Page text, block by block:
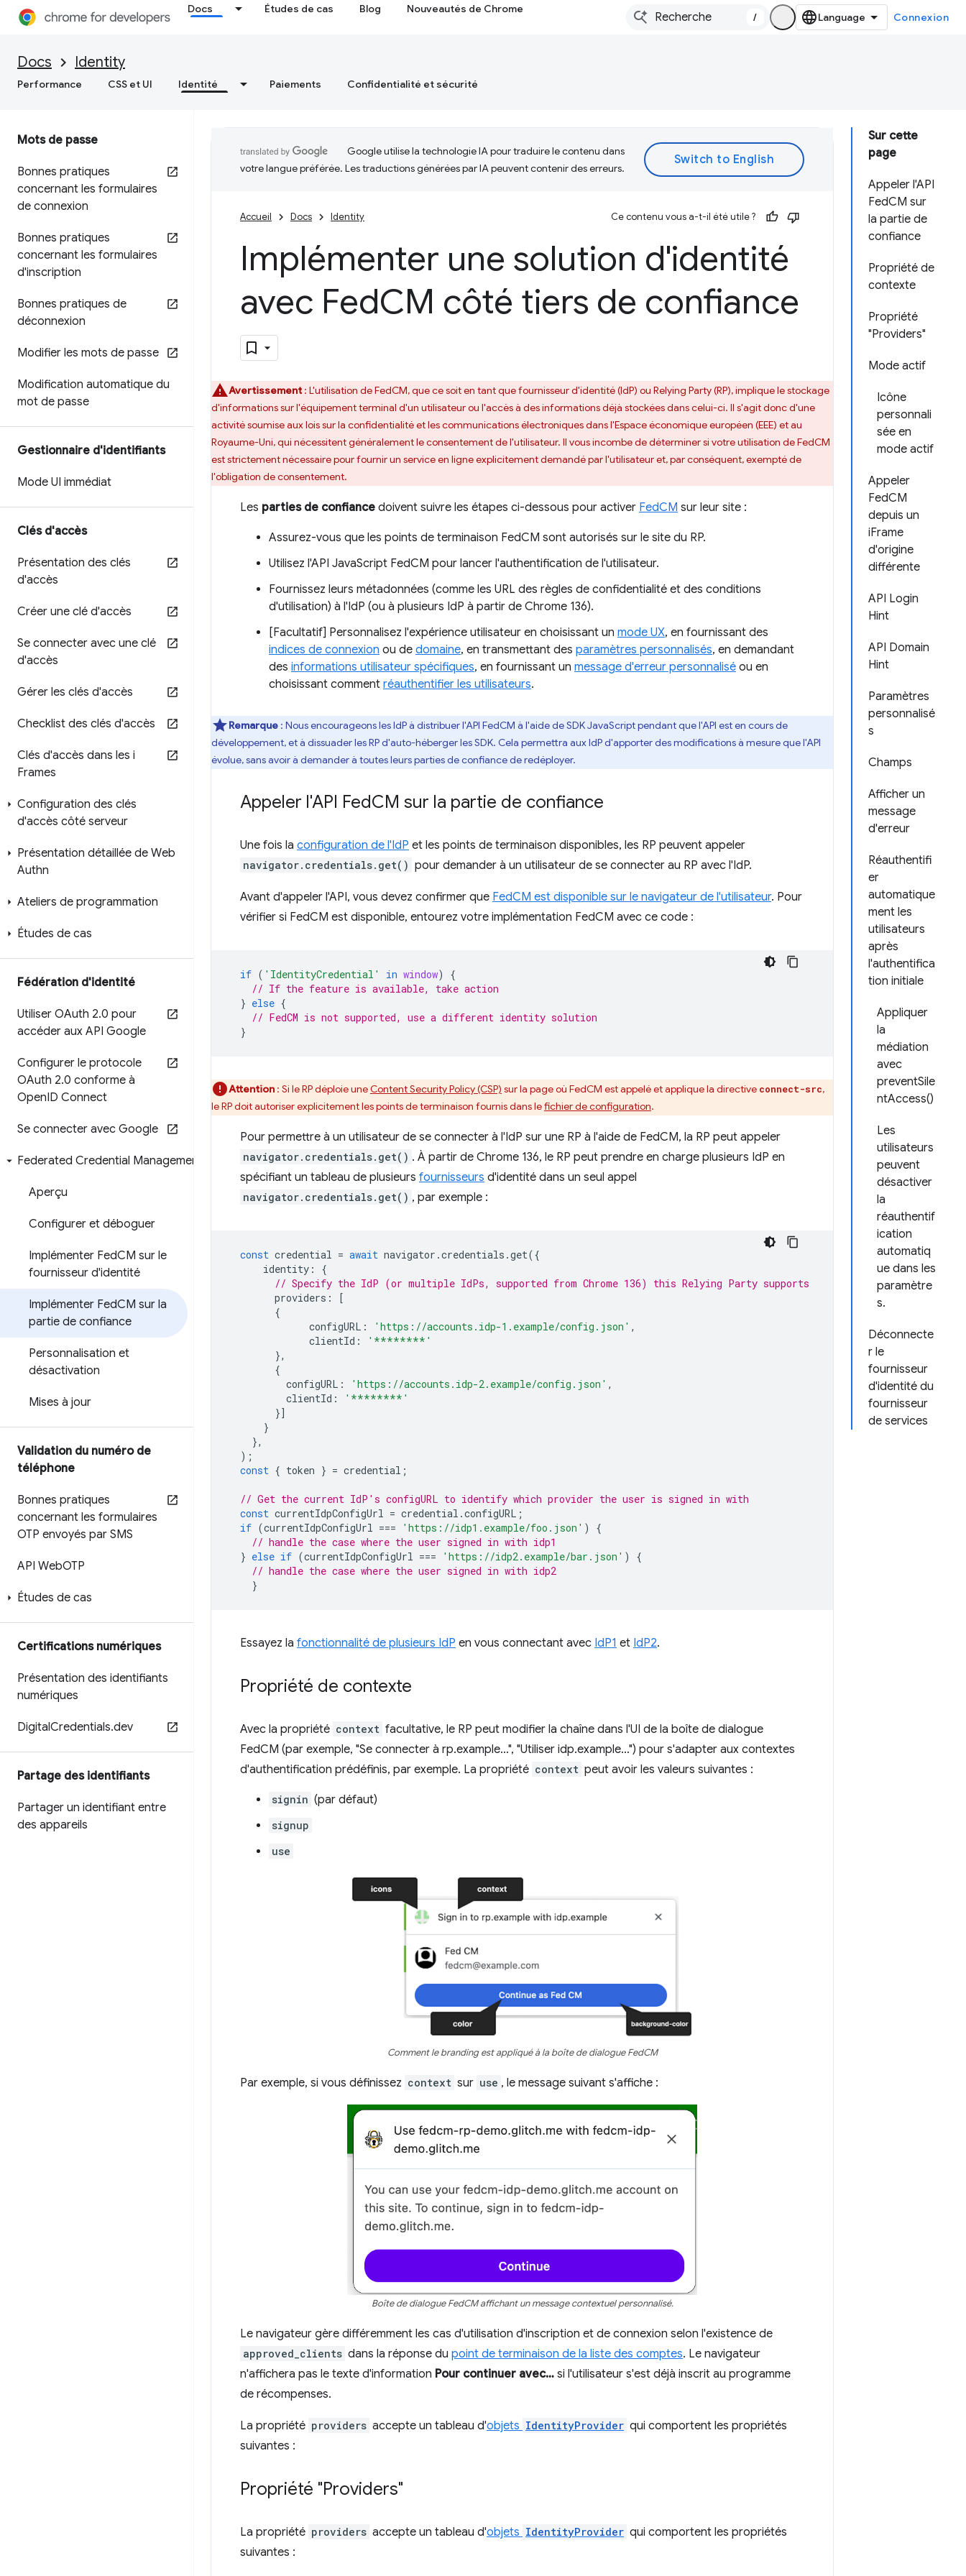
Docs Études de cas Blog Nouveautés de Chrome
/ Connexion
Docs Identity
Performance CSS et UI Identité Paiements Confidentialité et sécurité
Mots de passe
Bonnes pratiques
concernant les formulaires
de connexion
Bonnes pratiques
concernant les formulaires
d'inscription
Bonnes pratiques de
déconnexion
Modifier les mots de passe
Modification automatique du
mot de passe
Gestionnaire d'identifiants
Mode UI immédiat
Clés d'accès
Présentation des clés
d'accès
Créer une clé d'accès
Se connecter avec une clé
d'accès
Gérer les clés d'accès
Checklist des clés d'accès
Clés d'accès dans les i
Frames
Configuration des clés
d'accès côté serveur
Présentation détaillée de Web
Authn
Ateliers de programmation
Études de cas
Fédération d'identité
Utiliser OAuth 2.0 pour
accéder aux API Google
Configurer le protocole
OAuth 2.0 conforme à
OpenID Connect
Se connecter avec Google
Federated Credential Management
Aperçu
Configurer et déboguer
Implémenter FedCM sur le
fournisseur d'identité
Implémenter FedCM sur la
partie de confiance
Personnalisation et
désactivation
Mises à jour
Validation du numéro de
téléphone
Bonnes pratiques
concernant les formulaires
OTP envoyés par SMS
API WebOTP
Études de cas
Certifications numériques
Présentation des identifiants
numériques
DigitalCredentials.dev
Partage des identifiants
Partager un identifiant entre
des appareils
Sur cette
page
Appeler l'API
FedCM sur
la partie de
confiance
Propriété de
contexte
Propriété
"Providers"
Mode actif
Icône
personnali
sée en
mode actif
Appeler
FedCM
depuis un
iFrame
d'origine
différente
API Login
Hint
API Domain
Hint
Paramètres
personnalisé
s
Champs
Afficher un
message
d'erreur
Réauthentifi
er
automatique
ment les
utilisateurs
après
l'authentifica
tion initiale
Appliquer
la
médiation
avec
preventSile
ntAccess()
Les
utilisateurs
peuvent
désactiver
la
réauthentif
ication
automatiq
ue dans les
paramètre
s.
Déconnecte
r le
fournisseur
d'identité du
fournisseur
de services
Google utilise la technologie IA pour traduire le contenu dans
votre langue préférée. Les traductions générées par IA peuvent contenir des erreurs.
Accueil Docs Identity Ce contenu vous a-t-il été utile ?
Implémenter une solution d'identité
avec FedCM côté tiers de confiance
Avertissement: L'utilisation de FedCM, que ce soit en tant que fournisseur d'identité (IdP) ou Relying Party (RP), implique le stockage
d'informations sur l'équipement terminal d'un utilisateur ou l'accès à des informations déjà stockées dans celui-ci. Il s'agit donc d'une
activité soumise aux lois sur la confidentialité et les communications électroniques dans l'Espace économique européen (EEE) et au
Royaume-Uni, qui nécessitent généralement le consentement de l'utilisateur. Il vous incombe de déterminer si votre utilisation de FedCM
est strictement nécessaire pour fournir un service en ligne explicitement demandé par l'utilisateur et, par conséquent, exempté de
l'obligation de consentement.
Les parties de confiance doivent suivre les étapes ci-dessous pour activer FedCM sur leur site :
Assurez-vous que les points de terminaison FedCM sont autorisés sur le site du RP.
Utilisez l'API JavaScript FedCM pour lancer l'authentification de l'utilisateur.
Fournissez leurs métadonnées (comme les URL des règles de confidentialité et des conditions
d'utilisation) à l'IdP (ou à plusieurs IdP à partir de Chrome 136).
[Facultatif] Personnalisez l'expérience utilisateur en choisissant un mode UX, en fournissant des
indices de connexion ou de domaine, en transmettant des paramètres personnalisés, en demandant
des informations utilisateur spécifiques, en fournissant un message d'erreur personnalisé ou en
choisissant comment réauthentifier les utilisateurs.
Remarque : Nous encourageons les IdP à distribuer l'API FedCM à l'aide de SDK JavaScript pendant que l'API est en cours de
développement, et à dissuader les RP d'auto-héberger les SDK. Cela permettra aux IdP d'apporter des modifications à mesure que l'API
évolue, sans avoir à demander à toutes leurs parties de confiance de redéployer.
Appeler l'API FedCM sur la partie de confiance
Une fois la configuration de l'IdP et les points de terminaison disponibles, les RP peuvent appeler
navigator.credentials.get() pour demander à un utilisateur de se connecter au RP avec l'IdP.
Avant d'appeler l'API, vous devez confirmer que FedCM est disponible sur le navigateur de l'utilisateur. Pour
vérifier si FedCM est disponible, entourez votre implémentation FedCM avec ce code :
if ( 'IdentityCredential' in window)
{
// If the feature is available, take action
} else {
// FedCM is not supported, use a different identity solution
}
Attention : Si le RP déploie uneContent Security Policy (CSP) sur la page où FedCM est appelé et applique la directive connect-src,
le RP doit autoriser explicitement les points de terminaison fournis dans lefichier de configuration.
Pour permettre à un utilisateur de se connecter à l'IdP sur une RP à l'aide de FedCM, la RP peut appeler
navigator.credentials.get() . À partir de Chrome 136, le RP peut prendre en charge plusieurs IdP en
spécifiant un tableau de plusieurs fournisseurs d'identité dans un seul appel
navigator.credentials.get() , par exemple :
const credential = await navigator .credentials .get({
identity :
{
// Specify the IdP (or multiple IdPs, supported from Chrome 136) this Relying Party supports
providers :
[
{
configURL : 'https://accounts.idp-1.example/config.json' ,
clientId :
'********'
},
{
configURL : 'https://accounts.idp-2.example/config.json' ,
clientId :
'********'
}]
}
},
);
const { token } = credential ;
// Get the current IdP's configURL to identify which provider the user is signed in with
const currentIdpConfigUrl = credential .configURL ;
if (currentIdpConfigUrl === 'https://idp1.example/foo.json' )
{
// handle the case where the user signed in with idp1
} else if (currentIdpConfigUrl === 'https://idp2.example/bar.json' )
{
// handle the case where the user signed in with idp2
}
Essayez la fonctionnalité de plusieurs IdP en vous connectant avec IdP1 et IdP2.
Propriété de contexte
Avec la propriété context facultative, le RP peut modifier la chaîne dans l'UI de la boîte de dialogue
FedCM (par exemple, "Se connecter à rp.example…", "Utiliser idp.example…") pour s'adapter aux contextes
d'authentification prédéfinis, par exemple. La propriété context peut avoir les valeurs suivantes :
signin (par défaut)
signup
use
Comment le branding est appliqué à la boîte de dialogue FedCM
Par exemple, si vous définissez context sur use , le message suivant s'affiche :
Boîte de dialogue FedCM affichant un message contextuel personnalisé.
Le navigateur gère différemment les cas d'utilisation d'inscription et de connexion selon l'existence de
approved_clients dans la réponse du point de terminaison de la liste des comptes. Le navigateur
n'affichera pas le texte d'information Pour continuer avec… si l'utilisateur s'est déjà inscrit au programme
de récompenses.
La propriété providers accepte un tableau d'objets IdentityProvider qui comportent les propriétés
suivantes :
Propriété "Providers"
La propriété providers accepte un tableau d'objets IdentityProvider qui comportent les propriétés
suivantes :